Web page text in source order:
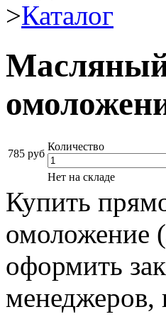
>Каталог
Масляный
785 руб
Количество
Нет на складе
Купить
омоложение
оформить
менеджеров,